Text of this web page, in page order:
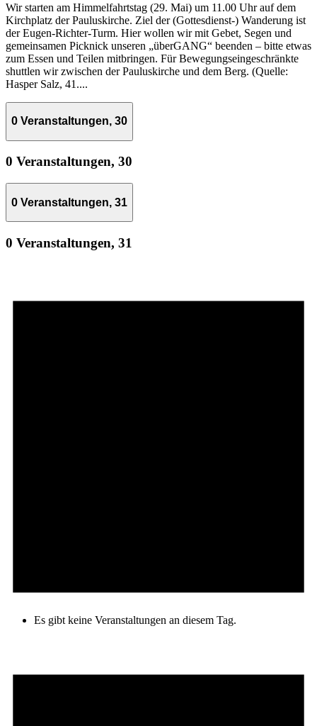
Wir starten am Himmelfahrtstag (29. Mai) um 11.00 Uhr auf dem
Kirchplatz der Pauluskirche. Ziel der (Gottesdienst-) Wanderung ist
der Eugen-Richter-Turm. Hier wollen wir mit Gebet, Segen und
gemeinsamen Picknick unseren „überGANG“ beenden – bitte etwas
zum Essen und Teilen mitbringen. Für Bewegungseingeschränkte
shuttlen wir zwischen der Pauluskirche und dem Berg. (Quelle:
Hasper Salz, 41....
0 Veranstaltungen, 30
0 Veranstaltungen, 30
0 Veranstaltungen, 31
0 Veranstaltungen, 31
Es gibt keine Veranstaltungen an diesem Tag.